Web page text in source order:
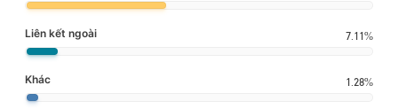
Liên kết ngoài 7.11%
Khác 1.28%